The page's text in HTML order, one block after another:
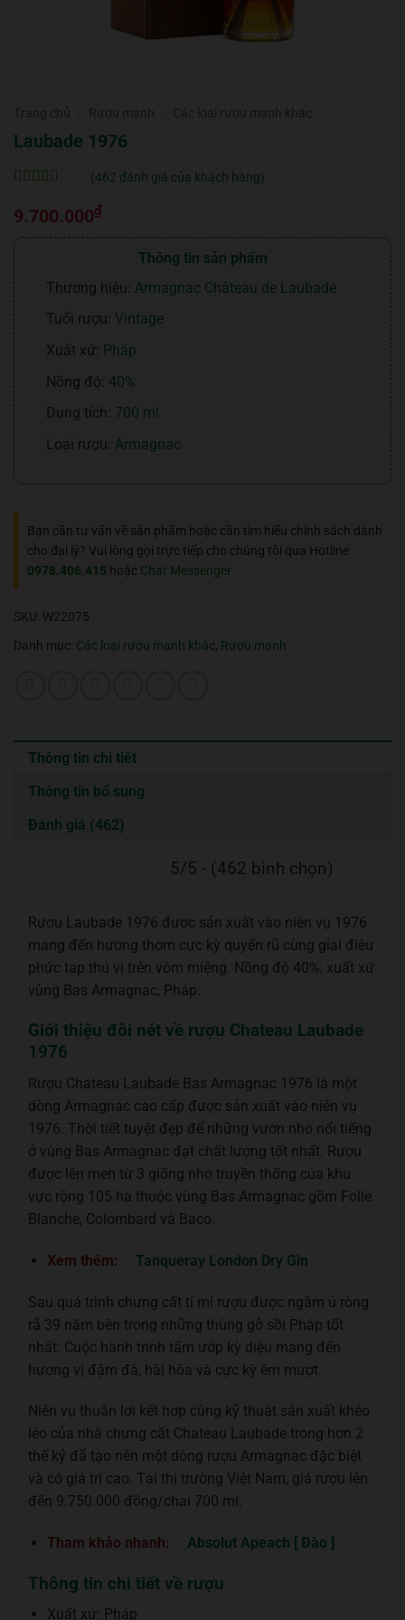
Laubade 1976
trênđánh
giá
(462 đánh giá của khách hàng)
9.700.000₫
Thông tin sản phẩm
Thương hiệu: Armagnac Château de Laubade
Tuổi rượu: Vintage
Xuất xứ: Pháp
Nồng độ: 40%
Dung tích: 700 ml
Loại rượu: Armagnac
Bạn cần tư vấn về sản phẩm hoặc cần tìm hiểu chính sách dành
cho đại lý? Vui lòng gọi trực tiếp cho chúng tôi qua Hotline
0978.406.415 hoặc Chat Messenger
SKU: W22075
Danh mục: Các loại rượu mạnh khác, Rượu mạnh
Thông tin chi tiết
Thông tin bổ sung
Đánh giá (462)
5/5 - (462 bình chọn)
Rượu Laubade 1976 được sản xuất vào niên vụ 1976
mang đến hương thơm cực kỳ quyến rũ cùng giai điệu
phức tạp thú vị trên vòm miệng. Nồng độ 40%, xuất xứ
vùng Bas Armagnac, Pháp.
Giới thiệu đôi nét về rượu Chateau Laubade
1976
Rượu Chateau Laubade Bas Armagnac 1976 là một
dòng Armagnac cao cấp được sản xuất vào niên vụ
1976. Thời tiết tuyệt đẹp để những vườn nho nổi tiếng
ở vùng Bas Armagnac đạt chất lượng tốt nhất. Rượu
được lên men từ 3 giống nho truyền thống của khu
vực rộng 105 ha thuộc vùng Bas Armagnac gồm Folle
Blanche, Colombard và Baco.
Xem thêm: Tanqueray London Dry Gin
Sau quá trình chưng cất tỉ mỉ rượu được ngâm ủ ròng
rã 39 năm bên trong những thùng gỗ sồi Pháp tốt
nhất. Cuộc hành trình tẩm ướp kỳ diệu mang đến
hương vị đậm đà, hài hòa và cực kỳ êm mượt.
Niên vụ thuận lợi kết hợp cùng kỹ thuật sản xuất khéo
léo của nhà chưng cất Chateau Laubade trong hơn 2
thế kỷ đã tạo nên một dòng rượu Armagnac đặc biệt
và có giá trị cao. Tại thị trường Việt Nam, giá rượu lên
đến 9.750.000 đồng/chai 700 ml.
Tham khảo nhanh: Absolut Apeach [ Đào ]
Thông tin chi tiết về rượu
Xuất xứ: Pháp